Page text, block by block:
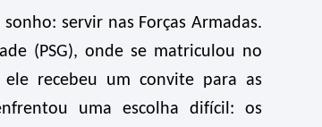
servir nas Forças Armadas.
(PSG), onde se matriculou no
recebeu um convite para as
uma escolha difícil: os